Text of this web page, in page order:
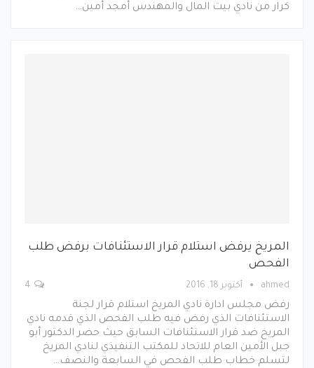
كرار من نادي بيت المال والمهندس أمجد أمين…
المريخ يرفض استلام قرار الاستئنافات برفض طلب
الفحص
ahmed أكتوبر 18, 2016
رفض مجلس ادارة نادي المريخ استلام قرار لجنة
الاستئنافات الذي رفض فيه طلب الفحص الذي قدمه نادي
المريخ ضد قرار الاستئنافات السابق حيث حضر الدكتور أبو
جبل الأمين العام للاتحاد للمكتب التنفيذي لنادي المريخ
لتسلم خطاب طلب الفحص في السابعة والنصف…